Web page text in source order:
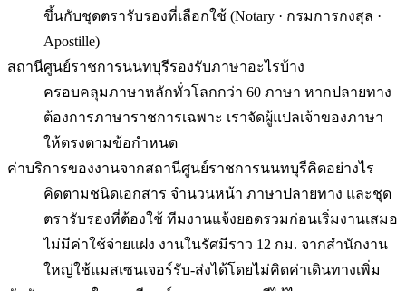
ขึ้นกับชุดตรารับรองที่เลือกใช้ (Notary · กรมการกงสุล ·
Apostille)
สถานีศูนย์ราชการนนทบุรีรองรับภาษาอะไรบ้าง
ครอบคลุมภาษาหลักทั่วโลกกว่า 60 ภาษา หากปลายทาง
ต้องการภาษาราชการเฉพาะ เราจัดผู้แปลเจ้าของภาษา
ให้ตรงตามข้อกำหนด
ค่าบริการของงานจากสถานีศูนย์ราชการนนทบุรีคิดอย่างไร
คิดตามชนิดเอกสาร จำนวนหน้า ภาษาปลายทาง และชุด
ตรารับรองที่ต้องใช้ ทีมงานแจ้งยอดรวมก่อนเริ่มงานเสมอ
ไม่มีค่าใช้จ่ายแฝง งานในรัศมีราว 12 กม. จากสำนักงาน
ใหญ่ใช้แมสเซนเจอร์รับ-ส่งได้โดยไม่คิดค่าเดินทางเพิ่ม